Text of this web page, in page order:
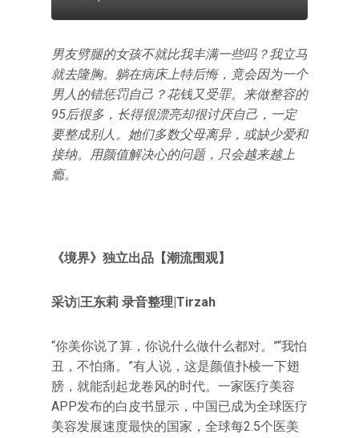
男友劈腿的女孩不就比我丰满一些吗？我立马
就去隆胸。躺在病床上特后悔，竟会因为一个
男人的错惩罚自己？花钱又受罪。来做整容的
95后很多，长得很漂亮却很讨厌自己，一定
要整成别人。她们多数父母离异，或缺少爱和
接纳。用颜值解决心的问题，只会越来越上
瘾。
《境界》独立出品【潮流围观】
采访|王东莉 录音整理|Tirzah
“你美你说了算，你说什么做什么都对。”“我怕
丑，不怕痛。”有人说，这是颜值扑棱一下翅
膀，就能刮起龙卷风的时代。一家医疗美容
APP发布的白皮书显示，中国已成为全球医疗
美容发展速度最快的国家，全球每2.5个医美